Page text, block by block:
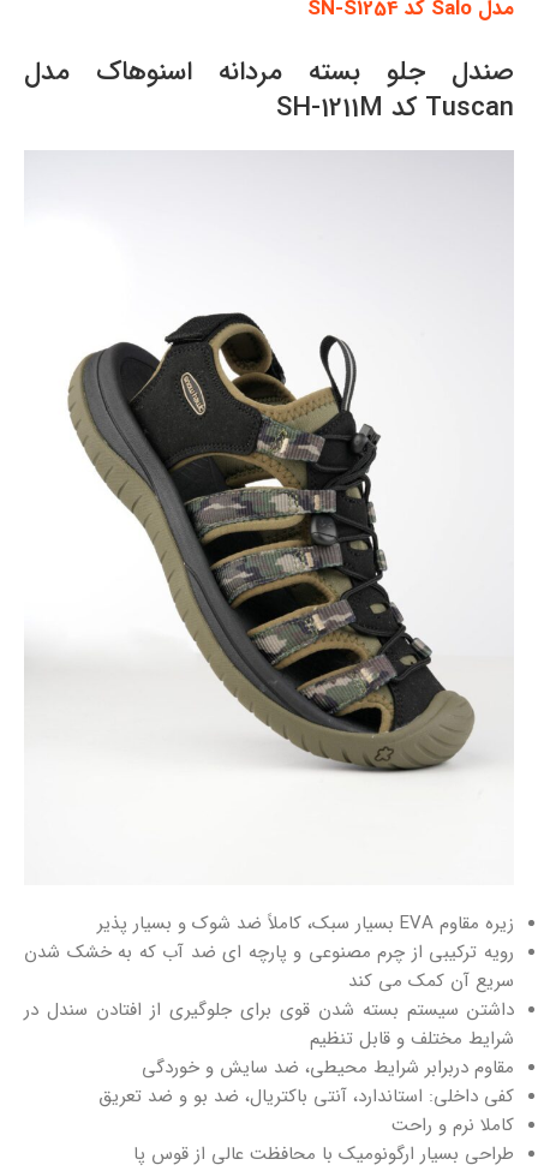
مدل Salo کد SN-S1254
صندل جلو بسته مردانه اسنوهاک مدل
Tuscan کد SH-1211M
زیره مقاوم EVA بسیار سبک، کاملاً ضد شوک و بسیار پذیر
رویه ترکیبی از چرم مصنوعی و پارچه ای ضد آب که به خشک شدن
سریع آن کمک می کند
داشتن سیستم بسته شدن قوی برای جلوگیری از افتادن سندل در
شرایط مختلف و قابل تنظیم
مقاوم دربرابر شرایط محیطی، ضد سایش و خوردگی
کفی داخلی: استاندارد، آنتی باکتریال، ضد بو و ضد تعریق
کاملا نرم و راحت
طراحی بسیار ارگونومیک با محافظت عالی از قوس پا